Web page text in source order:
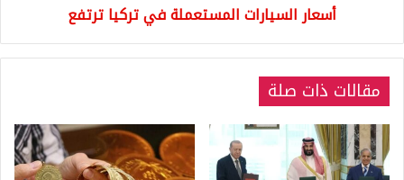
أسعار السيارات المستعملة في تركيا ترتفع
مقالات ذات صلة